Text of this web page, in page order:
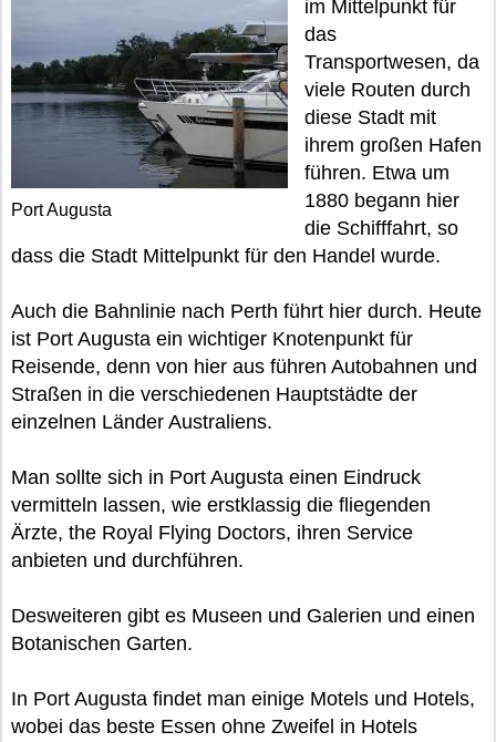
Port Augusta
im Mittelpunkt für
das
Transportwesen, da
viele Routen durch
diese Stadt mit
ihrem großen Hafen
führen. Etwa um
1880 begann hier
die Schifffahrt, so
dass die Stadt Mittelpunkt für den Handel wurde.
Auch die Bahnlinie nach Perth führt hier durch. Heute
ist Port Augusta ein wichtiger Knotenpunkt für
Reisende, denn von hier aus führen Autobahnen und
Straßen in die verschiedenen Hauptstädte der
einzelnen Länder Australiens.
Man sollte sich in Port Augusta einen Eindruck
vermitteln lassen, wie erstklassig die fliegenden
Ärzte, the Royal Flying Doctors, ihren Service
anbieten und durchführen.
Desweiteren gibt es Museen und Galerien und einen
Botanischen Garten.
In Port Augusta findet man einige Motels und Hotels,
wobei das beste Essen ohne Zweifel in Hotels